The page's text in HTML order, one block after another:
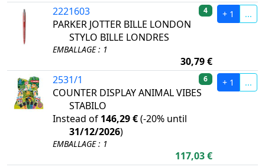
2221603
PARKER JOTTER BILLE LONDON
STYLO BILLE LONDRES
EMBALLAGE : 1
4
30,79 €
+ 1 ...
2531/1
COUNTER DISPLAY ANIMAL VIBES
STABILO
Instead of 146,29 €(-20% until
31/12/2026)
EMBALLAGE : 1
6
117,03 €
+ 1 ...